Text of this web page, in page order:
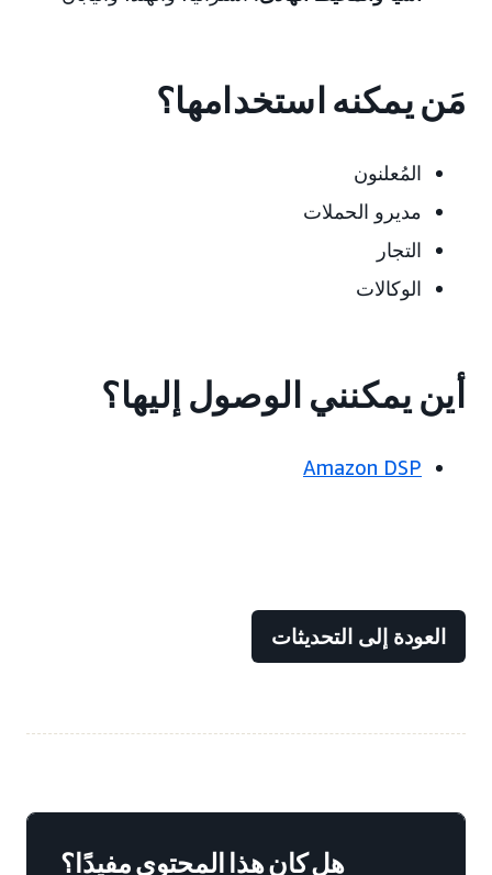
مَن يمكنه استخدامها؟
المُعلنون
مديرو الحملات
التجار
الوكالات
أين يمكنني الوصول إليها؟
Amazon DSP
العودة إلى التحديثات
هل كان هذا المحتوى مفيدًا؟